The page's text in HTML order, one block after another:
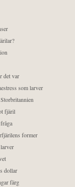
det var
som larver
fjäril
former
dollar
färg